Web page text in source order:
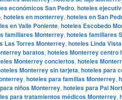
económicos San Pedro, hoteles
, hoteles en monterrey, hoteles en San
en Valle Poniente, hoteles Escobedo
familiares Monterrey, hoteles familiares
Las Torres Monterrey, hoteles Linda
baratos, hoteles Monterrey centro
Monterrey conciertos, hoteles
Monterrey sin tarjeta, hoteles para
, hoteles para familias Monterrey,
niños Monterrey, hoteles para Pal
para tratamientos médicos Monterrey,